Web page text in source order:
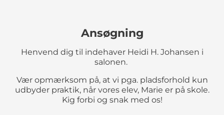
Ansøgning
Henvend dig til indehaver Heidi H. Johansen i
salonen.
Vær opmærksom på, at vi pga. pladsforhold kun
udbyder praktik, når vores elev, Marie er på skole.
Kig forbi og snak med os!